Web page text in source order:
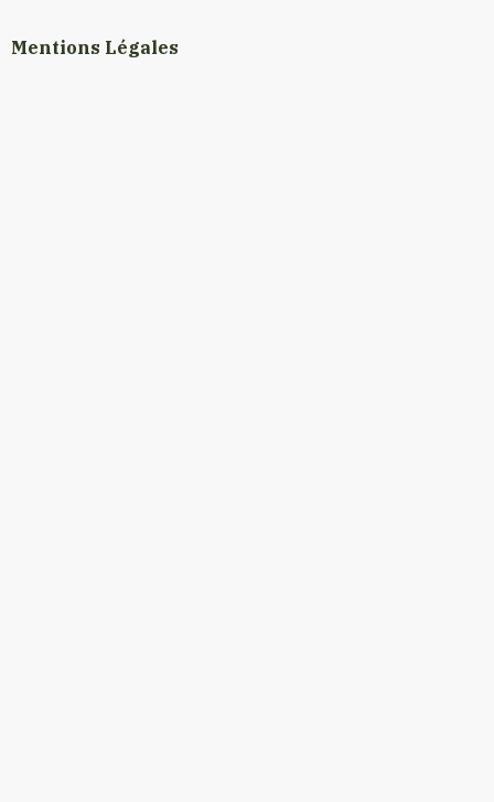
Mentions Légales